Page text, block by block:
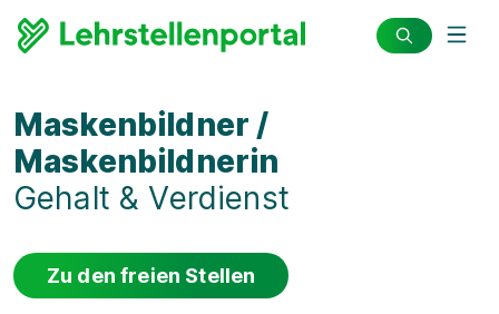
Maskenbildner /
Maskenbildnerin
Gehalt & Verdienst
Zu den freien Stellen